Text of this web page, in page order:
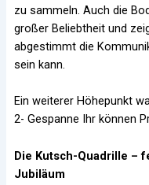
zu sammeln. Auch die
großer Beliebtheit und
abgestimmt die
sein kann.
Ein weiterer Höhepunkt
2- Gespanne Ihr können
Die Kutsch-Quadrille –
Jubiläum